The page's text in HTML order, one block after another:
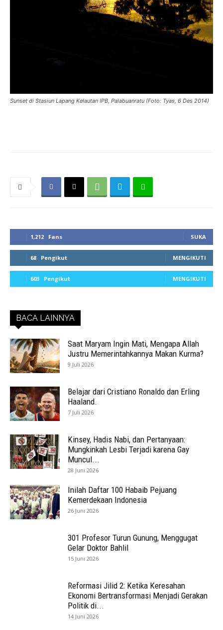
Sunset di Stasiun Lapang Kelautan IPB, Palabuanratu (Foto: Tyas, 6 Des 2014)
1,212 Fans SUKA
68 Pengikut MENGIKUTI
603 Pengikut MENGIKUTI
BACA LAINNYA
Saat Maryam Ingin Mati, Mengapa Allah
Justru Memerintahkannya Makan Kurma?
9 Juli 2026
Belajar dari Cristiano Ronaldo dan Erling
Haaland.
7 Juli 2026
Kinsey, Hadis Nabi, dan Pertanyaan:
Mungkinkah Lesbi Terjadi karena Gay
Muncul...
28 Juni 2026
Inilah Daftar 100 Habaib Pejuang
Kemerdekaan Indonesia
26 Juni 2026
301 Profesor Turun Gunung, Menggugat
Gelar Doktor Bahlil
15 Juni 2026
Reformasi Jilid 2: Ketika Keresahan
Ekonomi Bertransformasi Menjadi Gerakan
Politik di...
14 Juni 2026